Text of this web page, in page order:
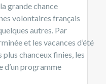
grande chance
volontaires français
autres. Par
et les vacances d’été
chanceux finies, les
d’un programme